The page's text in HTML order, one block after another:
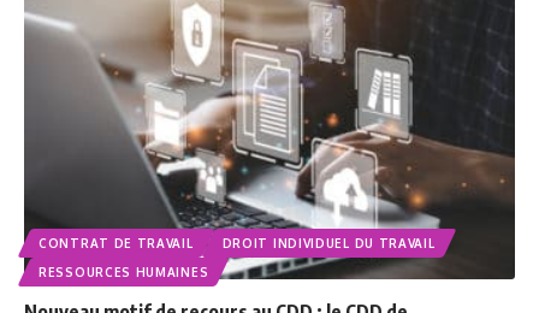
CONTRAT DE TRAVAIL
DROIT INDIVIDUEL DU TRAVAIL
RESSOURCES HUMAINES